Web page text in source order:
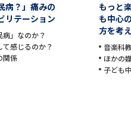
病？」痛みの
リテーション
」なのか？
感じるのか？
関係
もっと
も中心
方を考
音楽科
ほかの
子ども